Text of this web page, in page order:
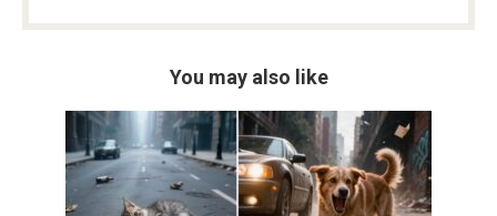
You may also like